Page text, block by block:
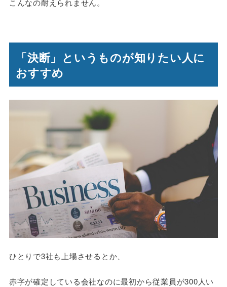
こんなの耐えられません。
「決断」というものが知りたい人に
おすすめ
ひとりで3社も上場させるとか、
赤字が確定している会社なのに最初から従業員が300人い